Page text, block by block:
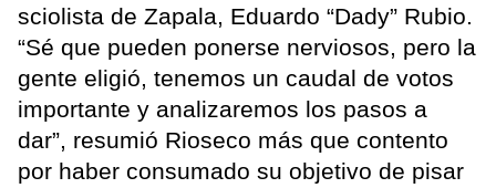
sciolista de Zapala, Eduardo “Dady” Rubio.
“Sé que pueden ponerse nerviosos, pero la
gente eligió, tenemos un caudal de votos
importante y analizaremos los pasos a
dar”, resumió Rioseco más que contento
por haber consumado su objetivo de pisar